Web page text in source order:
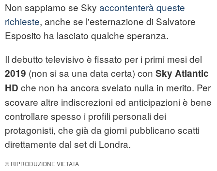
Non sappiamo se Sky accontenterà queste
richieste, anche se l'esternazione di Salvatore
Esposito ha lasciato qualche speranza.
Il debutto televisivo è fissato per i primi mesi del
2019 (non si sa una data certa) con Sky Atlantic
HD che non ha ancora svelato nulla in merito. Per
scovare altre indiscrezioni ed anticipazioni è bene
controllare spesso i profili personali dei
protagonisti, che già da giorni pubblicano scatti
direttamente dal set di Londra.
© RIPRODUZIONE VIETATA